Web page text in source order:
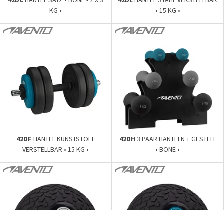
KG •
• 15 KG •
42DF HANTEL KUNSTSTOFF
VERSTELLBAR • 15 KG •
42DH 3 PAAR HANTELN + GESTELL
• BONE •